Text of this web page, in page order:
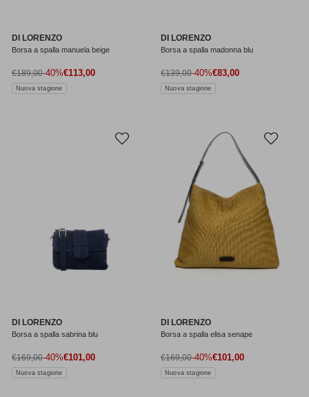
DI LORENZO
Borsa a spalla manuela beige
Prezzo di vendita
€113,00
Prezzo normale
€189,00-40%
Nuova stagione
DI LORENZO
Borsa a spalla madonna blu
Prezzo di vendita
€83,00
Prezzo normale
€139,00-40%
Nuova stagione
DI LORENZO
Borsa a spalla sabrina blu
Prezzo di vendita
€101,00
Prezzo normale
€169,00-40%
Nuova stagione
DI LORENZO
Borsa a spalla elisa senape
Prezzo di vendita
€101,00
Prezzo normale
€169,00-40%
Nuova stagione